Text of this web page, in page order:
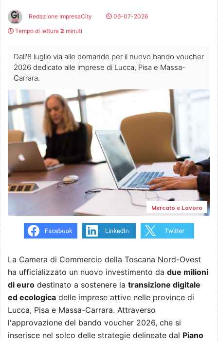
Redazione ImpresaCity
06-07-2026
Tempo di lettura 2 minuti
Dall'8 luglio via alle domande per il nuovo bando voucher
2026 dedicato alle imprese di Lucca, Pisa e Massa-
Carrara.
Mercato e Lavoro
La Camera di Commercio della Toscana Nord-Ovest
ha ufficializzato un nuovo investimento da due milioni
di euro destinato a sostenere la transizione digitale
ed ecologica delle imprese attive nelle province di
Lucca, Pisa e Massa-Carrara. Attraverso
l'approvazione del bando voucher 2026, che si
inserisce nel solco delle strategie delineate dal Piano